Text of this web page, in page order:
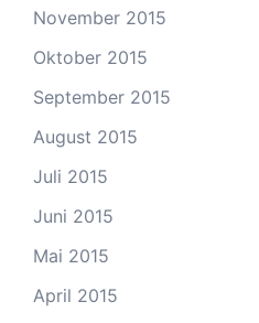
November 2015
Oktober 2015
September 2015
August 2015
Juli 2015
Juni 2015
Mai 2015
April 2015